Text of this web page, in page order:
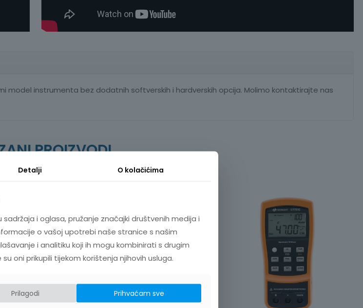
model instrumenta bez dodatnih softverskih i hardverskih opcija. Molimo kontaktirajte nas
PROIZVODI
Detalji O kolačićima
i oglasa, pružanje značajki društvenih medija i
o vašoj upotrebi naše stranice s našim
i analitiku koji ih mogu kombinirati s drugim
oni prikupili tijekom korištenja njihovih usluga.
Prilagodi Prihvaćam sve